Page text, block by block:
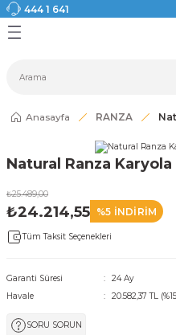
444 1 641
Geri Dön
Geri Dön
Geri Dön
Geri Dön
Geri Dön
Geri Dön
Anasayfa RANZA
Natural Ranza Karyola
₺25.489,00
₺24.214,55 %5 İNDİRİM
Tüm Taksit Seçenekleri
Garanti Süresi
24 Ay
Havale
20.582,37 TL
SORU SORUN